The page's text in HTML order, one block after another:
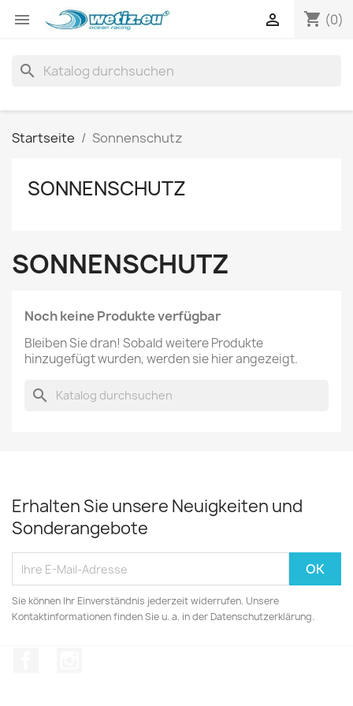
 shopping_cart (0)

search
Startseite Sonnenschutz
SONNENSCHUTZ
SONNENSCHUTZ
Noch keine Produkte verfügbar
Bleiben Sie dran! Sobald weitere Produkte
hinzugefügt wurden, werden sie hier angezeigt.
search
Erhalten Sie unsere Neuigkeiten und
Sonderangebote
Sie können Ihr Einverständnis jederzeit widerrufen. Unsere
Kontaktinformationen finden Sie u. a. in der Datenschutzerklärung.